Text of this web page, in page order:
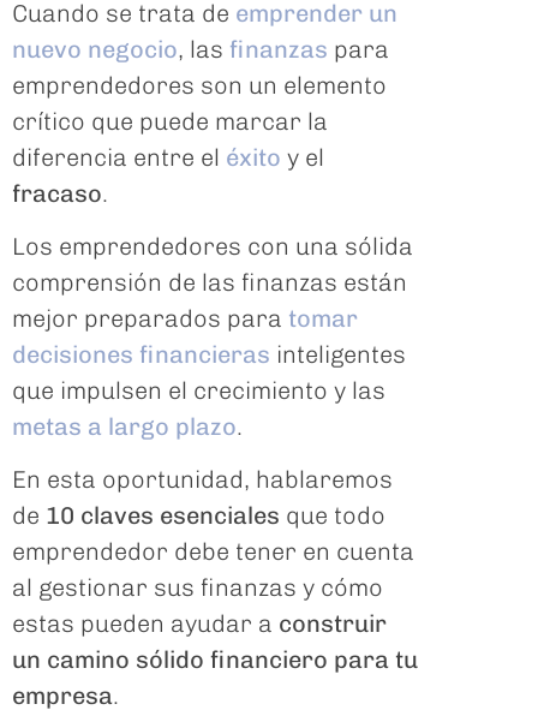
Cuando se trata de emprender un
nuevo negocio, las finanzas para
emprendedores son un elemento
crítico que puede marcar la
diferencia entre el éxito y el
fracaso.
Los emprendedores con una sólida
comprensión de las finanzas están
mejor preparados para tomar
decisiones financieras inteligentes
que impulsen el crecimiento y las
metas a largo plazo.
En esta oportunidad, hablaremos
de 10 claves esenciales que todo
emprendedor debe tener en cuenta
al gestionar sus finanzas y cómo
estas pueden ayudar a construir
un camino sólido financiero para tu
empresa.